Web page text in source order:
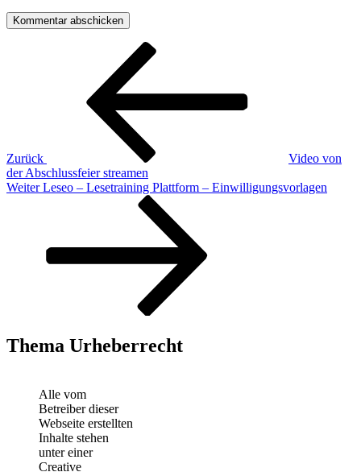
Beitragsnavigation
Zurück
Video von
der Abschlussfeier streamen
Nächster
Weiter Leseo – Lesetraining Plattform – Einwilligungsvorlagen
Thema Urheberrecht
Alle vom
Betreiber dieser
Webseite erstellten
Inhalte stehen
unter einer
Creative